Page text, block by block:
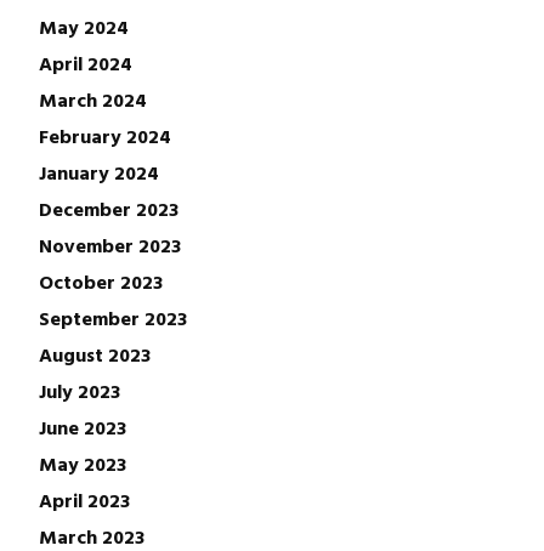
May 2024
April 2024
March 2024
February 2024
January 2024
December 2023
November 2023
October 2023
September 2023
August 2023
July 2023
June 2023
May 2023
April 2023
March 2023